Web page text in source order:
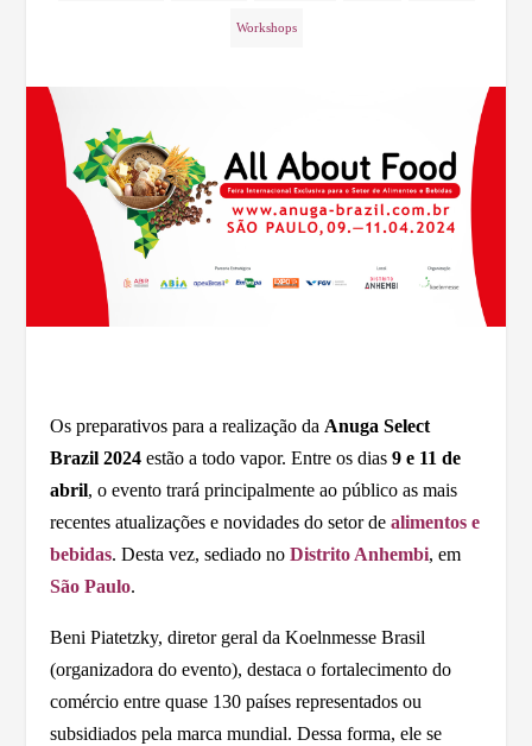
Workshops
Os preparativos para a realização da Anuga Select
Brazil 2024 estão a todo vapor. Entre os dias9 e 11 de
abril, o evento trará principalmente ao público as mais
recentes atualizações e novidades do setor dealimentos e
bebidas. Desta vez, sediado noDistrito Anhembi, em
São Paulo.
Beni Piatetzky, diretor geral da Koelnmesse Brasil
(organizadora do evento), destaca o fortalecimento do
comércio entre quase 130 países representados ou
subsidiados pela marca mundial. Dessa forma, ele se